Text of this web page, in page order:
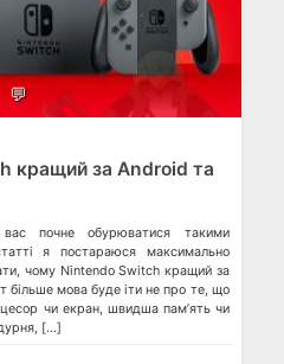
💬
кращий за Android та
почне обурюватися такими
я постараюся максимально
чому Nintendo Switch кращий за
більше мова буде іти не про те, що
чи екран, швидша пам’ять чи
[…]